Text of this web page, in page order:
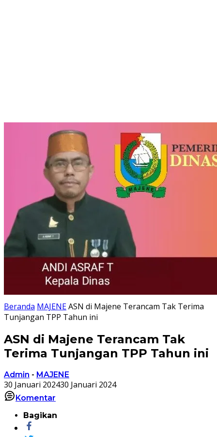
Beranda MAJENEASN di Majene Terancam Tak Terima
Tunjangan TPP Tahun ini
ASN di Majene Terancam Tak
Terima Tunjangan TPP Tahun ini
Admin - MAJENE
30 Januari 202430 Januari 2024
Komentar
Bagikan